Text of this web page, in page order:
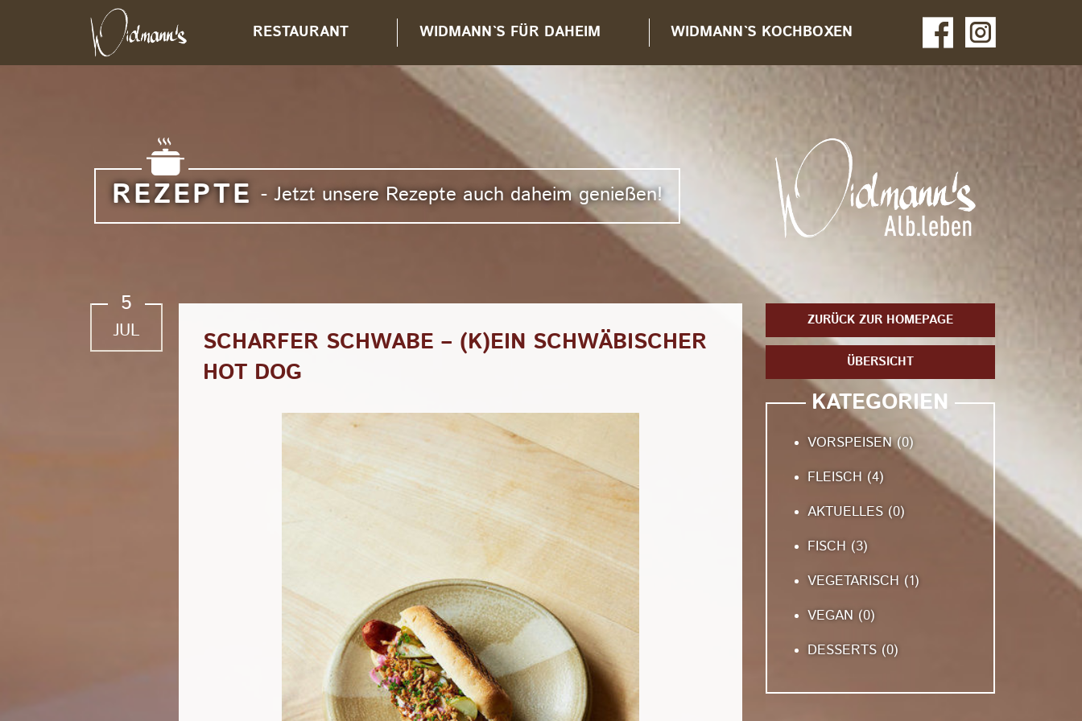
RESTAURANT WIDMANN`S FÜR DAHEIM WIDMANN`S KOCHBOXEN
REZEPTE - Jetzt unsere Rezepte auch daheim genießen!
5
JUL
SCHARFER SCHWABE – (K)EIN SCHWÄBISCHER
HOT DOG
ZURÜCK ZUR HOMEPAGE
ÜBERSICHT
KATEGORIEN
VORSPEISEN (0)
FLEISCH (4)
AKTUELLES (0)
FISCH (3)
VEGETARISCH (1)
VEGAN (0)
DESSERTS (0)